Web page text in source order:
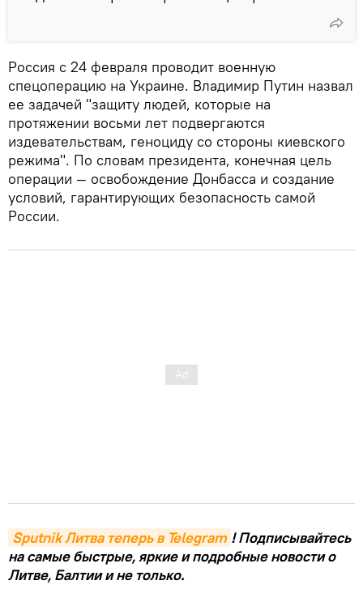
Россия с 24 февраля проводит военную
спецоперацию на Украине. Владимир Путин назвал
ее задачей "защиту людей, которые на
протяжении восьми лет подвергаются
издевательствам, геноциду со стороны киевского
режима". По словам президента, конечная цель
операции — освобождение Донбасса и создание
условий, гарантирующих безопасность самой
России.
Sputnik Литва теперь в Telegram ! Подписывайтесь
на самые быстрые, яркие и подробные новости о
Литве, Балтии и не только.